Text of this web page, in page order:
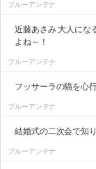
ブルーアンテナ
近藤あさみ 大人にな
よね～！
ブルーアンテナ
フッサーラの猫を心
ブルーアンテナ
結婚式の二次会で知
ブルーアンテナ